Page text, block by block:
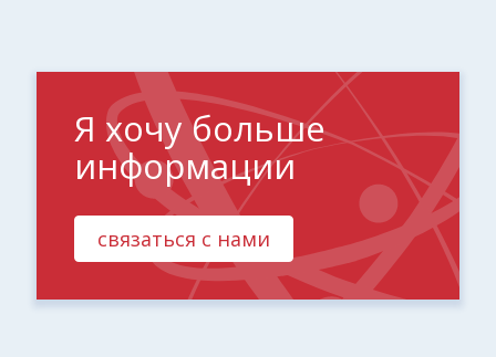
Я хочу больше
информации
связаться с нами